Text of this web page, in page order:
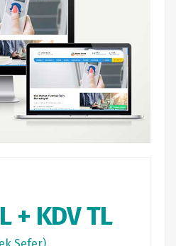
+ KDV TL